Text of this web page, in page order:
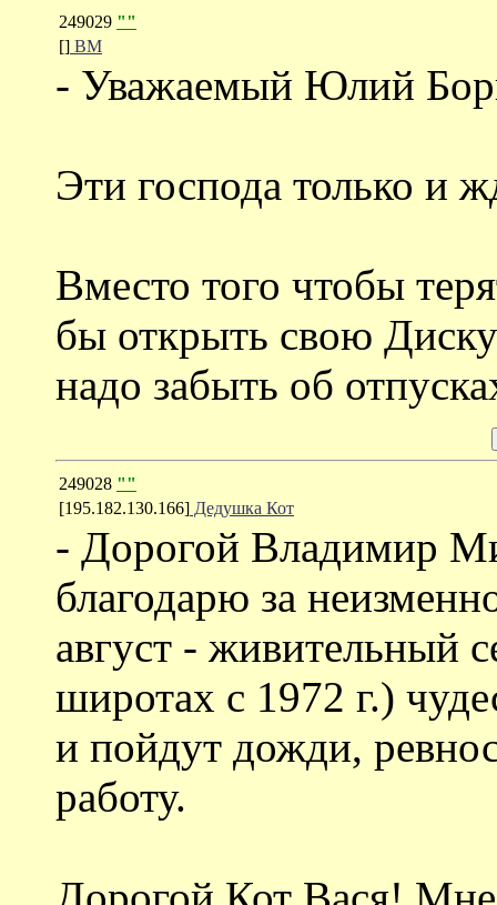
249029 ""
[] ВМ
- Уважаемый Юлий
Эти господа только и
Вместо того чтобы
бы открыть свою
надо забыть об
249028 ""
[195.182.130.166] Дедушка Кот
- Дорогой Владимир
благодарю за
август - живительный
широтах с 1972 г.)
и пойдут дожди,
работу.